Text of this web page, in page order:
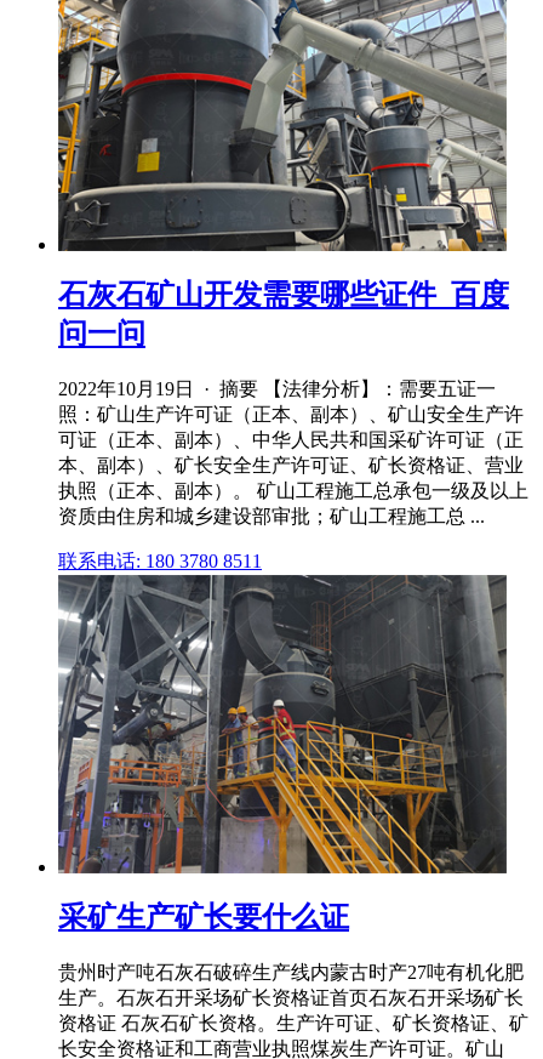
石灰石矿山开发需要哪些证件_百度
问一问
2022年10月19日 · 摘要 【法律分析】：需要五证一
照：矿山生产许可证（正本、副本）、矿山安全生产许
可证（正本、副本）、中华人民共和国采矿许可证（正
本、副本）、矿长安全生产许可证、矿长资格证、营业
执照（正本、副本）。 矿山工程施工总承包一级及以上
资质由住房和城乡建设部审批；矿山工程施工总 ...
联系电话: 180 3780 8511
采矿生产矿长要什么证
贵州时产吨石灰石破碎生产线内蒙古时产27吨有机化肥
生产。石灰石开采场矿长资格证首页石灰石开采场矿长
资格证 石灰石矿长资格。生产许可证、矿长资格证、矿
长安全资格证和工商营业执照煤炭生产许可证。矿山